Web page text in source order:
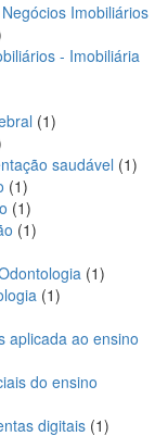
produto
Imobiliários
- Imobiliária
11
saudável 11
11
produto
11
produto
11
11
11
aplicada ao ensino
do ensino
digitais 11